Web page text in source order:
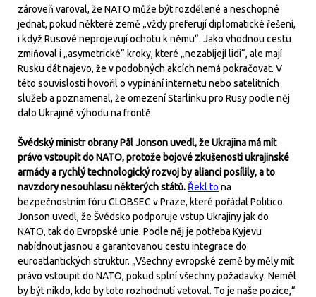
zároveň varoval, že NATO může být rozdělené a neschopné
jednat, pokud některé země „vždy preferují diplomatické řešení,
i když Rusové neprojevují ochotu k němu“. Jako vhodnou cestu
zmiňoval i „asymetrické“ kroky, které „nezabíjejí lidi“, ale mají
Rusku dát najevo, že v podobných akcích nemá pokračovat. V
této souvislosti hovořil o vypínání internetu nebo satelitních
služeb a poznamenal, že omezení Starlinku pro Rusy podle něj
dalo Ukrajině výhodu na frontě.
Švédský ministr obrany Pål Jonson uvedl, že Ukrajina má mít
právo vstoupit do NATO, protože bojové zkušenosti ukrajinské
armády a rychlý technologický rozvoj by alianci posílily, a to
navzdory nesouhlasu některých států. Řekl to na
bezpečnostním fóru GLOBSEC v Praze, které pořádal Politico.
Jonson uvedl, že Švédsko podporuje vstup Ukrajiny jak do
NATO, tak do Evropské unie. Podle něj je potřeba Kyjevu
nabídnout jasnou a garantovanou cestu integrace do
euroatlantických struktur. „Všechny evropské země by měly mít
právo vstoupit do NATO, pokud splní všechny požadavky. Neměl
by být nikdo, kdo by toto rozhodnutí vetoval. To je naše pozice,“